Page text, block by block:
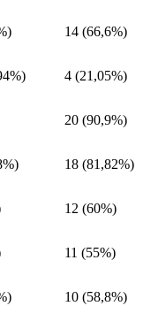
14 (66,6%)
4 (21,05%)
20 (90,9%)
18 (81,82%)
12 (60%)
11 (55%)
10 (58,8%)